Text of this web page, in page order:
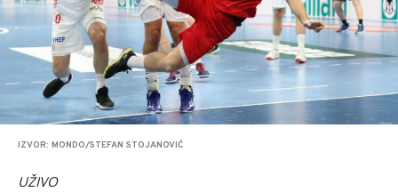
IZVOR: MONDO/STEFAN STOJANOVIĆ
UŽIVO